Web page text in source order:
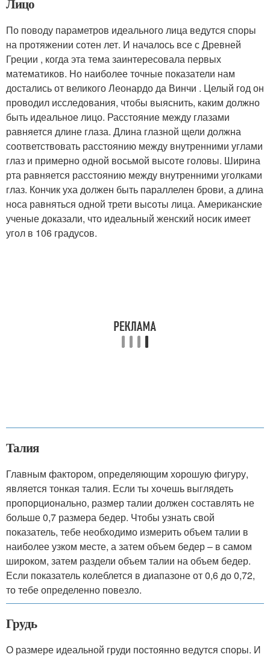
Лицо
По поводу параметров идеального лица ведутся споры
на протяжении сотен лет. И началось все с Древней
Греции , когда эта тема заинтересовала первых
математиков. Но наиболее точные показатели нам
достались от великого Леонардо да Винчи . Целый год он
проводил исследования, чтобы выяснить, каким должно
быть идеальное лицо. Расстояние между глазами
равняется длине глаза. Длина глазной щели должна
соответствовать расстоянию между внутренними углами
глаз и примерно одной восьмой высоте головы. Ширина
рта равняется расстоянию между внутренними уголками
глаз. Кончик уха должен быть параллелен брови, а длина
носа равняться одной трети высоты лица. Американские
ученые доказали, что идеальный женский носик имеет
угол в 106 градусов.
Талия
Главным фактором, определяющим хорошую фигуру,
является тонкая талия. Если ты хочешь выглядеть
пропорционально, размер талии должен составлять не
больше 0,7 размера бедер. Чтобы узнать свой
показатель, тебе необходимо измерить объем талии в
наиболее узком месте, а затем объем бедер – в самом
широком, затем раздели объем талии на объем бедер.
Если показатель колеблется в диапазоне от 0,6 до 0,72,
то тебе определенно повезло.
Грудь
О размере идеальной груди постоянно ведутся споры. И